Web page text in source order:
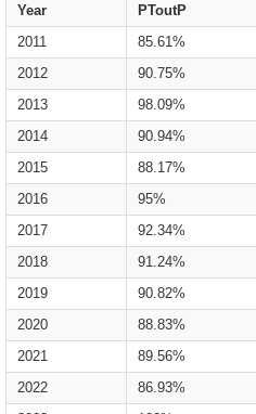
Year PToutP
2011
85.61%
2012
90.75%
2013
98.09%
2014
90.94%
2015
88.17%
2016
95%
2017
92.34%
2018
91.24%
2019
90.82%
2020
88.83%
2021
89.56%
2022
86.93%